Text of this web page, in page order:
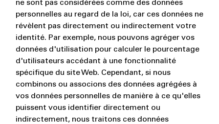
ne sont pas considérées comme des données
personnelles au regard de la loi, car ces données ne
révèlent pas directement ou indirectement votre
identité. Par exemple, nous pouvons agréger vos
données d'utilisation pour calculer le pourcentage
d'utilisateurs accédant à une fonctionnalité
spécifique du site Web. Cependant, si nous
combinons ou associons des données agrégées à
vos données personnelles de manière à ce qu'elles
puissent vous identifier directement ou
indirectement, nous traitons ces données